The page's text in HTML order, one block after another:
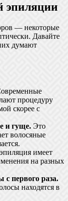
эпиляции
— некоторые
Давайте
думают
процедуру
скорее с
и гуще. Это
волосяные
имеет
на разных
с первого раза.
находятся в